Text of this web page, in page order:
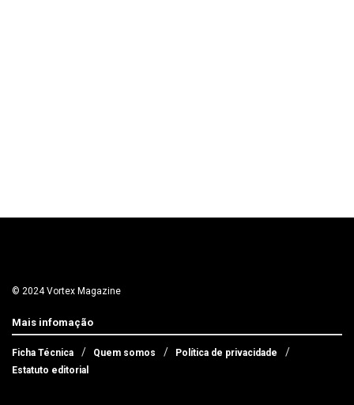
© 2024 Vortex Magazine
Mais infomação
Ficha Técnica Quem somos
Política de privacidade
Estatuto editorial